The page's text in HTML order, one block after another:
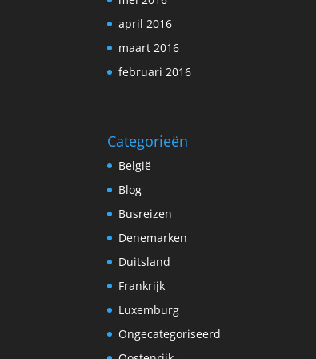
april 2016
maart 2016
februari 2016
Categorieën
België
Blog
Busreizen
Denemarken
Duitsland
Frankrijk
Luxemburg
Ongecategoriseerd